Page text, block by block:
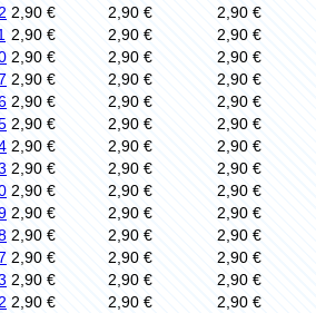
2,90 € 2,90 €
2,90 €
2,90 € 2,90 €
2,90 €
2,90 € 2,90 €
2,90 €
2,90 € 2,90 €
2,90 €
2,90 € 2,90 €
2,90 €
2,90 € 2,90 €
2,90 €
2,90 € 2,90 €
2,90 €
2,90 € 2,90 €
2,90 €
2,90 € 2,90 €
2,90 €
2,90 € 2,90 €
2,90 €
2,90 € 2,90 €
2,90 €
2,90 € 2,90 €
2,90 €
2,90 € 2,90 €
2,90 €
2,90 € 2,90 €
2,90 €